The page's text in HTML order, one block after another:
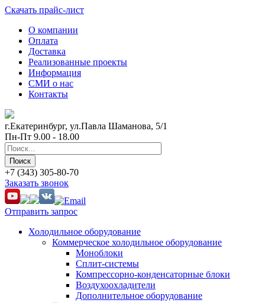
Скачать прайс-лист
О компании
Оплата
Доставка
Реализованные проекты
Информация
СМИ о нас
Контакты
г.Екатеринбург, ул.Павла Шаманова, 5/1
Пн-Пт 9.00 - 18.00
+7 (343) 305-80-70
Заказать звонок
Отправить запрос
Холодильное оборудование
Коммерческое холодильное оборудование
Моноблоки
Сплит-системы
Компрессорно-конденсаторные блоки
Воздухоохладители
Дополнительное оборудование